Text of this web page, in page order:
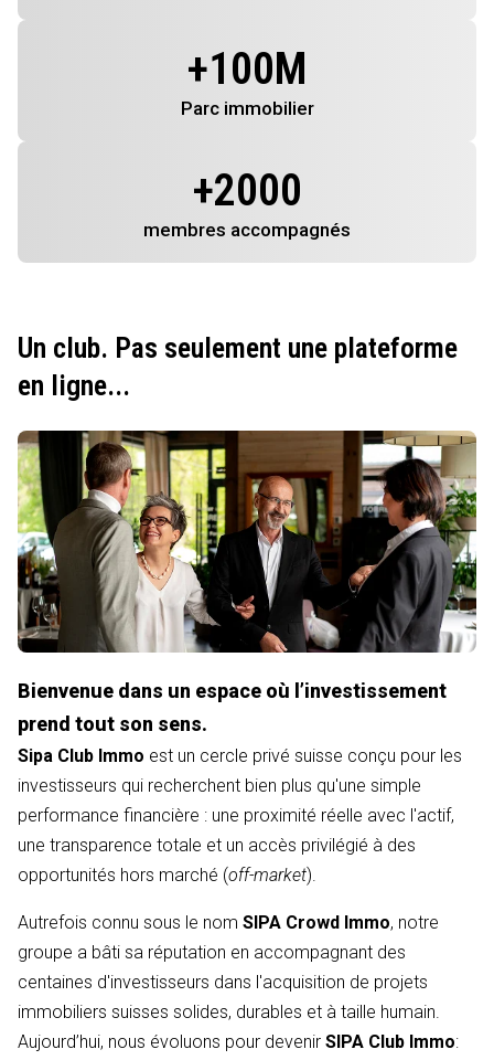
+100M
Parc immobilier
+2000
membres accompagnés
Un club. Pas seulement une plateforme
en ligne...
Bienvenue dans un espace où l’investissement
prend tout son sens.
Sipa Club Immo est un cercle privé suisse conçu pour les
investisseurs qui recherchent bien plus qu'une simple
performance financière : une proximité réelle avec l'actif,
une transparence totale et un accès privilégié à des
opportunités hors marché (off-market).
Autrefois connu sous le nom SIPA Crowd Immo, notre
groupe a bâti sa réputation en accompagnant des
centaines d'investisseurs dans l'acquisition de projets
immobiliers suisses solides, durables et à taille humain.
Aujourd’hui, nous évoluons pour devenir SIPA Club Immo: